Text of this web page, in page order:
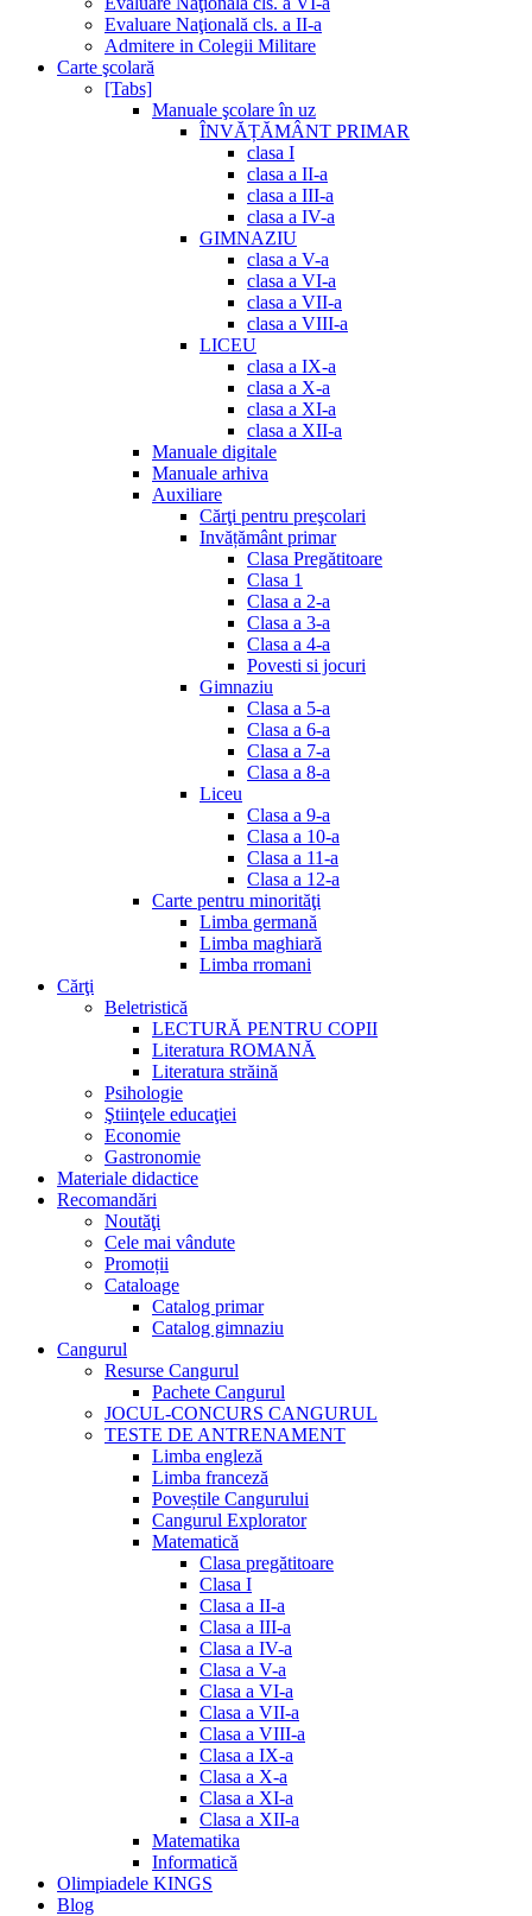
Evaluare Naţională cls. a II-a
Admitere in Colegii Militare
Carte şcolară
[Tabs]
Manuale şcolare în uz
ÎNVĂȚĂMÂNT PRIMAR
clasa I
clasa a II-a
clasa a III-a
clasa a IV-a
GIMNAZIU
clasa a V-a
clasa a VI-a
clasa a VII-a
clasa a VIII-a
LICEU
clasa a IX-a
clasa a X-a
clasa a XI-a
clasa a XII-a
Manuale digitale
Manuale arhiva
Auxiliare
Cărţi pentru preşcolari
Invățământ primar
Clasa Pregătitoare
Clasa 1
Clasa a 2-a
Clasa a 3-a
Clasa a 4-a
Povesti si jocuri
Gimnaziu
Clasa a 5-a
Clasa a 6-a
Clasa a 7-a
Clasa a 8-a
Liceu
Clasa a 9-a
Clasa a 10-a
Clasa a 11-a
Clasa a 12-a
Carte pentru minorităţi
Limba germană
Limba maghiară
Limba rromani
Cărţi
Beletristică
LECTURĂ PENTRU COPII
Literatura ROMANĂ
Literatura străină
Psihologie
Ştiinţele educaţiei
Economie
Gastronomie
Materiale didactice
Recomandări
Noutăţi
Cele mai vândute
Promoții
Cataloage
Catalog primar
Catalog gimnaziu
Cangurul
Resurse Cangurul
Pachete Cangurul
JOCUL-CONCURS CANGURUL
TESTE DE ANTRENAMENT
Limba engleză
Limba franceză
Poveștile Cangurului
Cangurul Explorator
Matematică
Clasa pregătitoare
Clasa I
Clasa a II-a
Clasa a III-a
Clasa a IV-a
Clasa a V-a
Clasa a VI-a
Clasa a VII-a
Clasa a VIII-a
Clasa a IX-a
Clasa a X-a
Clasa a XI-a
Clasa a XII-a
Matematika
Informatică
Olimpiadele KINGS
Blog